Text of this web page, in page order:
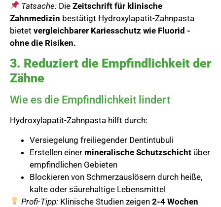
Tatsache: DieZeitschrift für klinische
Zahnmedizin bestätigt Hydroxylapatit-Zahnpasta
bietet vergleichbarer Kariesschutz wie Fluorid -
ohne die Risiken.
3. Reduziert die Empfindlichkeit der
Zähne
Wie es die Empfindlichkeit lindert
Hydroxylapatit-Zahnpasta hilft durch:
Versiegelung freiliegender Dentintubuli
Erstellen einer mineralische Schutzschicht über
empfindlichen Gebieten
Blockieren von Schmerzauslösern durch heiße,
kalte oder säurehaltige Lebensmittel
Profi-Tipp: Klinische Studien zeigen2-4 Wochen